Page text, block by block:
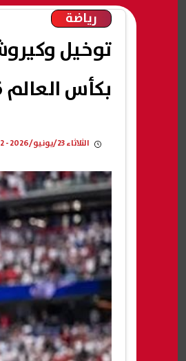
رياضة
توخيل
بكأس العالم 2026
الثلاثاء 23/يونيو/2026 - 10:32 م